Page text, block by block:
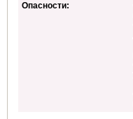
Опасности: